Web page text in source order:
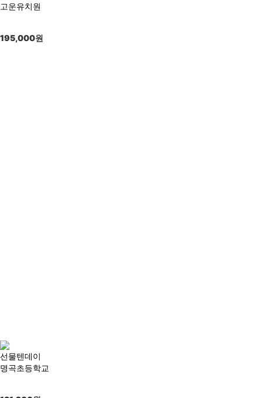
고운유치원
195,000원
선물텐데이
명곡초등학교